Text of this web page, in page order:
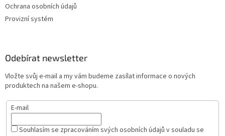
Ochrana osobních údajů
Provizní systém
Odebírat newsletter
Vložte svůj e-mail a my vám budeme zasílat informace o nových
produktech na našem e-shopu.
E-mail
Souhlasím se zpracováním svých osobních údajů v souladu se